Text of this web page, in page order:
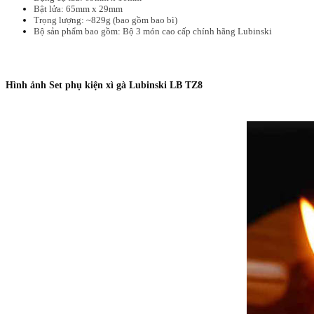
Bật lửa: 65mm x 29mm
Trọng lượng: ~829g (bao gồm bao bì)
Bộ sản phẩm bao gồm: Bộ 3 món cao cấp chính hãng Lubinski
Hình ảnh Set phụ kiện xì gà Lubinski LB TZ8